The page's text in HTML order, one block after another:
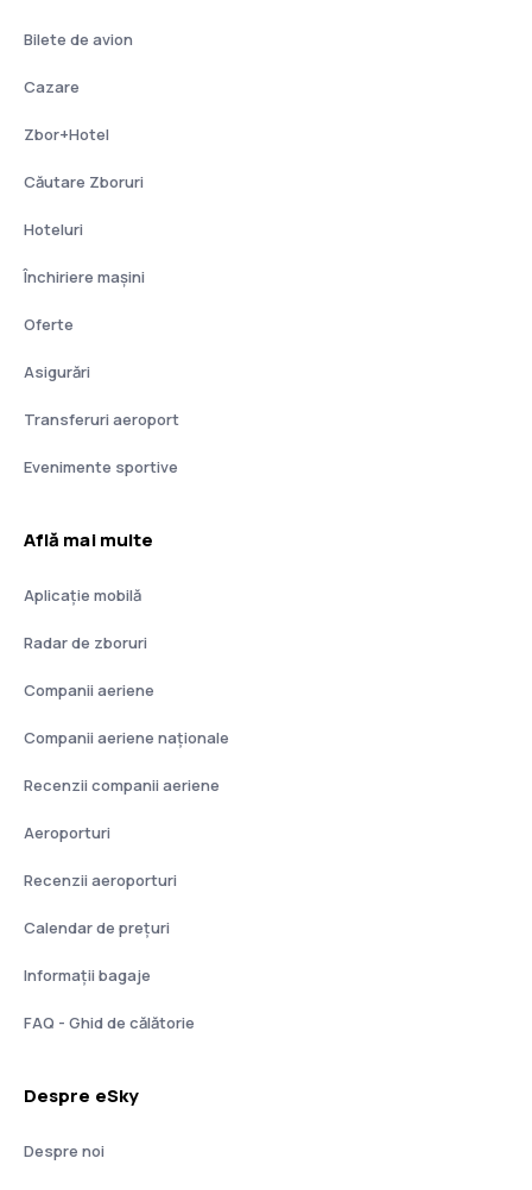
Bilete de avion
Cazare
Zbor+Hotel
Căutare Zboruri
Hoteluri
Închiriere mașini
Oferte
Asigurări
Transferuri aeroport
Evenimente sportive
Află mai multe
Aplicație mobilă
Radar de zboruri
Companii aeriene
Companii aeriene naţionale
Recenzii companii aeriene
Aeroporturi
Recenzii aeroporturi
Calendar de prețuri
Informații bagaje
FAQ - Ghid de călătorie
Despre eSky
Despre noi